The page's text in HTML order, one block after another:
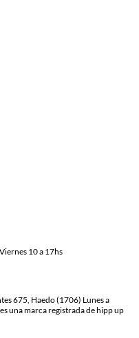
10 a 17hs
675, Haedo (1706) Lunes a
una marca registrada de hipp up